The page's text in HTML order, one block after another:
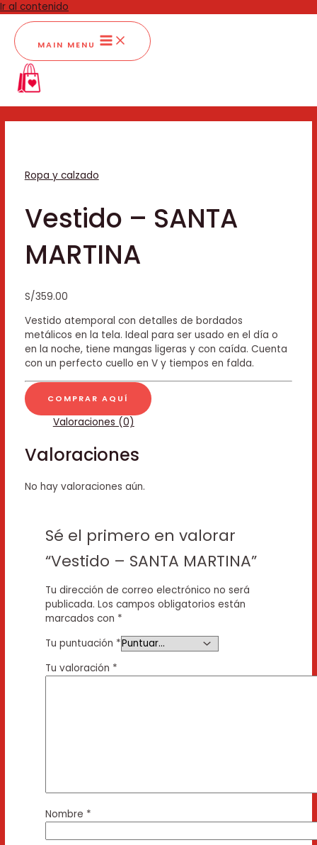
Ir al contenido
MAIN MENU
Ropa y calzado
Vestido – SANTA
MARTINA
S/359.00
Vestido atemporal con detalles de bordados
metálicos en la tela. Ideal para ser usado en el día o
en la noche, tiene mangas ligeras y con caída. Cuenta
con un perfecto cuello en V y tiempos en falda.
COMPRAR AQUÍ
Valoraciones (0)
Valoraciones
No hay valoraciones aún.
Sé el primero en valorar
“Vestido – SANTA MARTINA”
Tu dirección de correo electrónico no será
publicada. Los campos obligatorios están
marcados con *
Tu puntuación *
Tu valoración *
Nombre *